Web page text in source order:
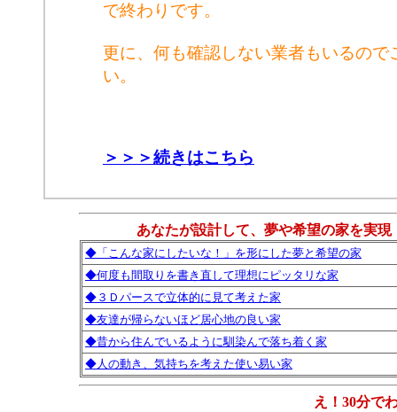
で終わりです。
更に、何も確認しない業者もいるので
い。
＞＞＞続きはこちら
あなたが設計して、夢や希望の家を実
◆「こんな家にしたいな！」を形にした夢と希望の家
◆何度も間取りを書き直して理想にピッタリな家
◆３Ｄパースで立体的に見て考えた家
◆友達が帰らないほど居心地の良い家
◆昔から住んでいるように馴染んで落ち着く家
◆人の動き、気持ちを考えた使い易い家
え！30分で